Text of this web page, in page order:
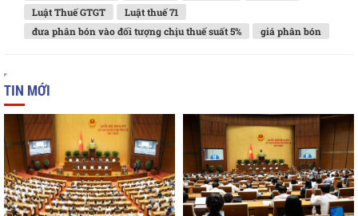
Luật Thuế GTGT
Luật thuế 71
đưa phân bón vào đối tượng chịu thuế suất 5%
giá phân bón
TIN MỚI